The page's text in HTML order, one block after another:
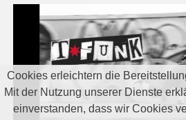
Cookies erleichtern die
Mit der Nutzung unserer Dienste
einverstanden, dass wir Cookies